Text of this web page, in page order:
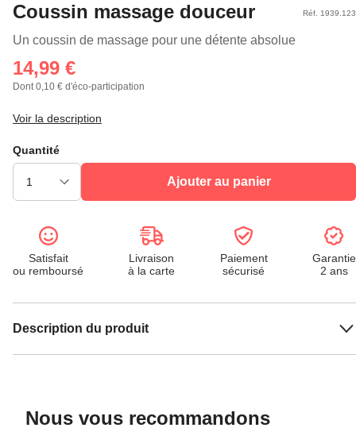
Coussin massage douceur
Un coussin de massage pour une détente absolue
Réf. 1939.123
14,99 €
Dont 0,10 € d'éco-participation
Voir la description
Quantité
Ajouter au panier
Satisfait
ou remboursé
Livraison
à la carte
Paiement
sécurisé
Garantie
2 ans
Description du produit
Nous vous recommandons